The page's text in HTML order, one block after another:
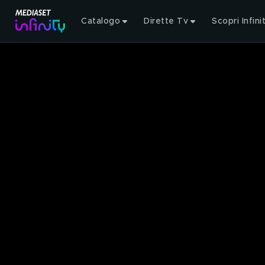
Catalogo Dirette Tv Scopri